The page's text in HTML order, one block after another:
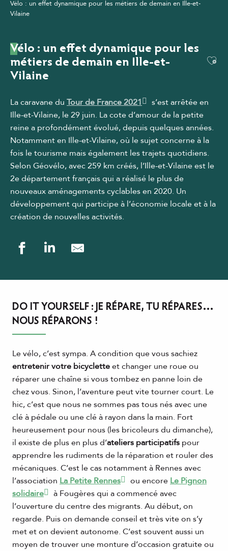
Vélo : un effet dynamique pour les métiers de demain en Ille-et-
Vilaine
Vélo : un effet dynamique pour les
métiers de demain en Ille-et-
Vilaine
La caravane du Tour de France 2021
s’est arrêtée en
Ille-et-Vilaine, le 29 juin. La cote d’amour de la petite
reine a profondément évolué, depuis quelques années.
Notamment en Ille-et-Vilaine, où le sujet concerne à la
fois le tourisme mais également les trajets quotidiens.
Selon Géovélo, avec 259 km créés, l’Ille-et-Vilaine est le
2e département français qui a réalisé le plus de
nouveaux aménagements cyclables en 2020. Un
développement qui participe à l’économie locale et à la
création de nouvelles activités.
DO IT YOURSELF : JE RÉPARE, TU RÉPARES…
NOUS RÉPARONS !
Le vélo, c’est sympa. A condition que vous sachiez
entretenir votre bicycletteet changer une roue ou
réparer une chaîne si vous tombez en panne loin de
chez vous. Sinon, l’aventure peut vite tourner court. Le
hic, c’est que nous ne sommes pas tous nés avec une
clé à pédale ou une clé à rayon dans la main. Fort
heureusement pour nous (les bricoleurs du dimanche),
il existe de plus en plus d’ateliers participatifs pour
apprendre les rudiments de la réparation et rouler des
mécaniques. C’est le cas notamment à Rennes avec
l’association La Petite Rennes ou encore Le Pignon
solidaire
à Fougères qui a commencé avec
l’ouverture du centre des migrants. Au début, on
regarde. Puis on demande conseil et très vite on s’y
met et on devient autonome. C’est souvent aussi un
moyen de trouver une monture d’occasion gratuite ou